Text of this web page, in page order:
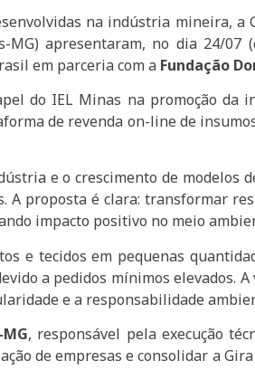
na indústria mineira,
MG) apresentaram, no dia 24/07
em parceria com a Fundação
do IEL Minas na promoção da
de revenda on-line de
e o crescimento de modelos
A proposta é clara: transformar
impacto positivo no meio
e tecidos em pequenas
a pedidos mínimos elevados.
e a responsabilidade
MG, responsável pela execução
de empresas e consolidar a